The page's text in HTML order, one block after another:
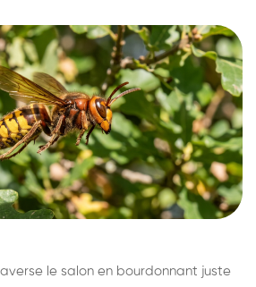
le salon en bourdonnant juste